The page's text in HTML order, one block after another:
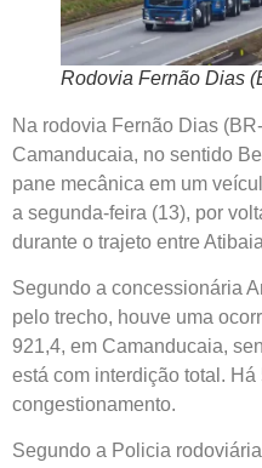
Rodovia Fernão Dias
Na rodovia Fernão Dias
Camanducaia, no sentido
pane mecânica em um
a segunda-feira (13), por
durante o trajeto entre
Segundo a concessionária
pelo trecho, houve uma
921,4, em Camanducaia,
está com interdição total.
congestionamento.
Segundo a Policia